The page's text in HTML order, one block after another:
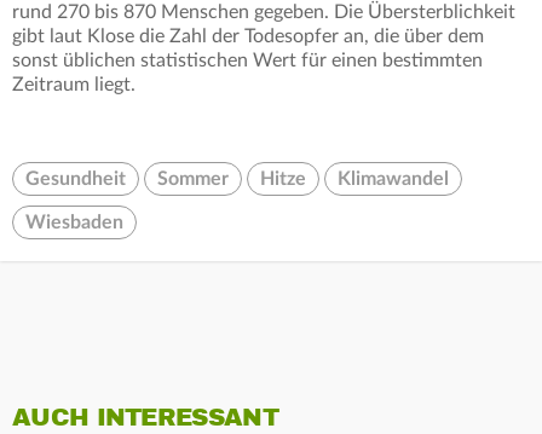
rund 270 bis 870 Menschen gegeben. Die Übersterblichkeit
gibt laut Klose die Zahl der Todesopfer an, die über dem
sonst üblichen statistischen Wert für einen bestimmten
Zeitraum liegt.
Gesundheit Sommer Hitze Klimawandel
Wiesbaden
AUCH INTERESSANT